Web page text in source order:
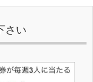
さい